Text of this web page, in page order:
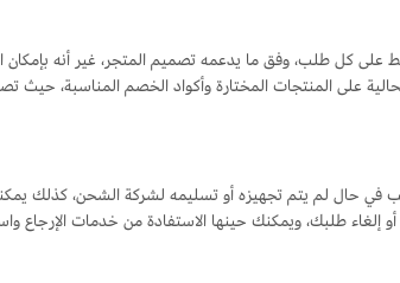
كل طلب، وفق ما يدعمه تصميم المتجر، غير أنه بإمكان
على المنتجات المختارة وأكواد الخصم المناسبة، حيث
في حال لم يتم تجهيزه أو تسليمه لشركة الشحن، كذلك
طلبك، ويمكنك حينها الاستفادة من خدمات الإرجاع